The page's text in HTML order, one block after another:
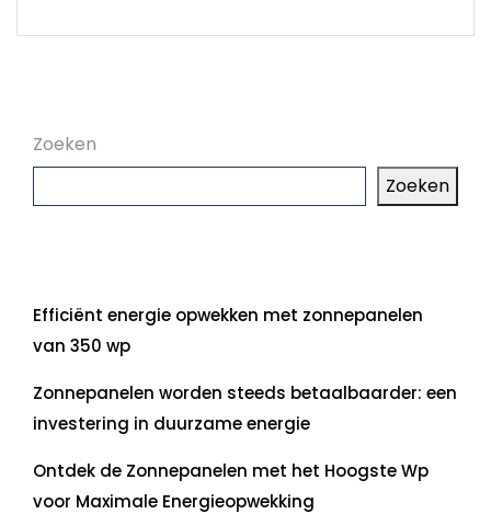
Zoeken
Zoeken
Efficiënt energie opwekken met zonnepanelen
van 350 wp
Zonnepanelen worden steeds betaalbaarder: een
investering in duurzame energie
Ontdek de Zonnepanelen met het Hoogste Wp
voor Maximale Energieopwekking